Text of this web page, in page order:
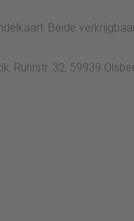
Beide
Ruhrstr. 32, 59939